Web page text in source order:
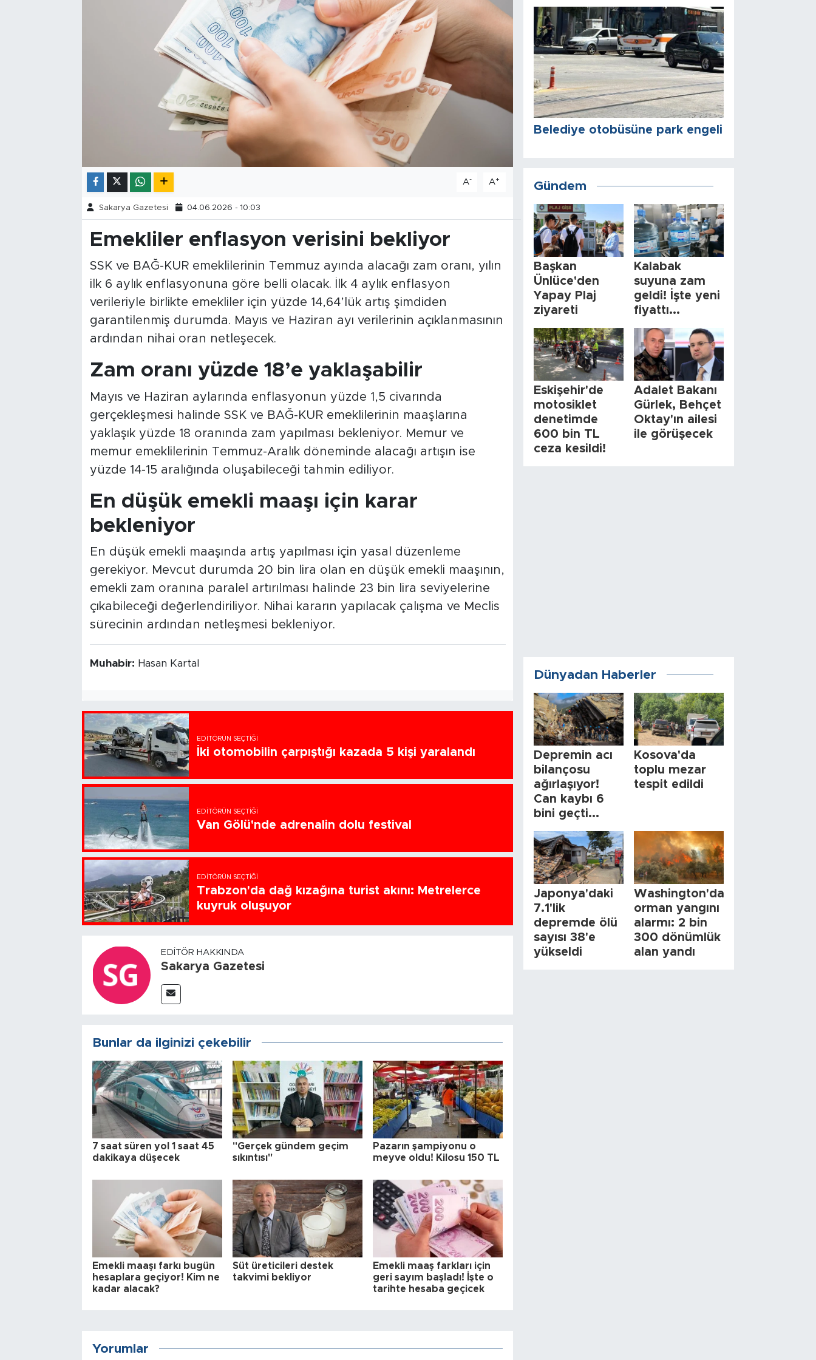
A- A+
Sakarya Gazetesi 04.06.2026 - 10:03
Emekliler enflasyon verisini bekliyor
SSK ve BAĞ-KUR emeklilerinin Temmuz ayında alacağı zam oranı, yılın
ilk 6 aylık enflasyonuna göre belli olacak. İlk 4 aylık enflasyon
verileriyle birlikte emekliler için yüzde 14,64’lük artış şimdiden
garantilenmiş durumda. Mayıs ve Haziran ayı verilerinin açıklanmasının
ardından nihai oran netleşecek.
Zam oranı yüzde 18’e yaklaşabilir
Mayıs ve Haziran aylarında enflasyonun yüzde 1,5 civarında
gerçekleşmesi halinde SSK ve BAĞ-KUR emeklilerinin maaşlarına
yaklaşık yüzde 18 oranında zam yapılması bekleniyor. Memur ve
memur emeklilerinin Temmuz-Aralık döneminde alacağı artışın ise
yüzde 14-15 aralığında oluşabileceği tahmin ediliyor.
En düşük emekli maaşı için karar
bekleniyor
En düşük emekli maaşında artış yapılması için yasal düzenleme
gerekiyor. Mevcut durumda 20 bin lira olan en düşük emekli maaşının,
emekli zam oranına paralel artırılması halinde 23 bin lira seviyelerine
çıkabileceği değerlendiriliyor. Nihai kararın yapılacak çalışma ve Meclis
sürecinin ardından netleşmesi bekleniyor.
Muhabir: Hasan Kartal
EDITÖRÜN SEÇTIĞI
İki otomobilin çarpıştığı kazada 5 kişi yaralandı
EDITÖRÜN SEÇTIĞI
Van Gölü'nde adrenalin dolu festival
EDITÖRÜN SEÇTIĞI
Trabzon'da dağ kızağına turist akını: Metrelerce
kuyruk oluşuyor
EDITÖR HAKKINDA
Sakarya Gazetesi
Bunlar da ilginizi çekebilir
7 saat süren yol 1 saat 45
dakikaya düşecek
"Gerçek gündem geçim
sıkıntısı"
Pazarın şampiyonu o
meyve oldu! Kilosu 150 TL
Emekli maaşı farkı bugün
hesaplara geçiyor! Kim ne
kadar alacak?
Süt üreticileri destek
takvimi bekliyor
Emekli maaş farkları için
geri sayım başladı! İşte o
tarihte hesaba geçicek
Yorumlar
Belediye otobüsüne park engeli
Gündem
Başkan
Ünlüce'den
Yapay Plaj
ziyareti
Kalabak
suyuna zam
geldi! İşte yeni
fiyattı...
Eskişehir'de
motosiklet
denetimde
600 bin TL
ceza kesildi!
Adalet Bakanı
Gürlek, Behçet
Oktay'ın ailesi
ile görüşecek
Dünyadan Haberler
Depremin acı
bilançosu
ağırlaşıyor!
Can kaybı 6
bini geçti...
Kosova'da
toplu mezar
tespit edildi
Japonya'daki
7.1'lik
depremde ölü
sayısı 38'e
yükseldi
Washington'da
orman yangını
alarmı: 2 bin
300 dönümlük
alan yandı